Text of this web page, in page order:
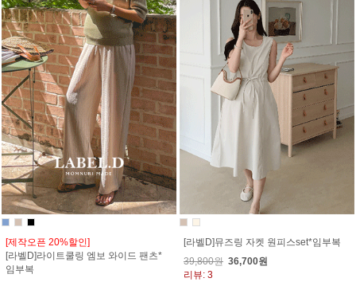
[제작오픈 20%할인]
[라벨D]라이트쿨링 엠보 와이드 팬츠*
임부복
[라벨D]뮤즈링 자켓 원피스set*임부복
39,800원 36,700원
리뷰: 3